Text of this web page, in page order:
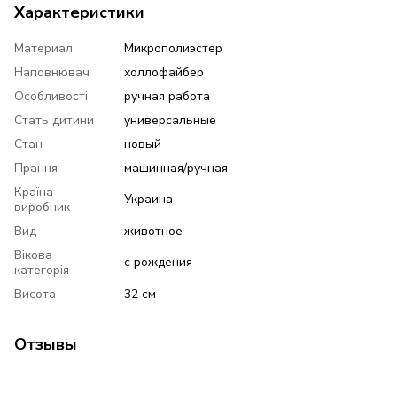
Характеристики
Материал
Микрополиэстер
Наповнювач
холлофайбер
Особливості
ручная работа
Стать дитини
универсальные
Стан
новый
Прання
машинная/ручная
Країна
виробник
Украина
Вид
животное
Вікова
категорія
с рождения
Висота
32 см
Отзывы